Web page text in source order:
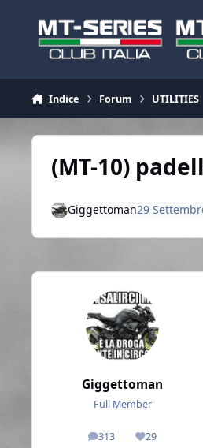
Indice Forum UTILITIES
(MT-10)
Giggettoman29
Giggettoman
Full Member
313
messaggi29
Reputazione